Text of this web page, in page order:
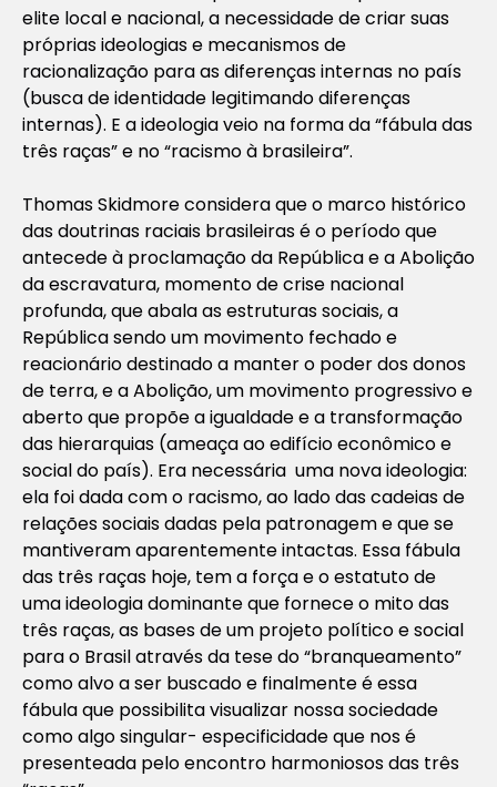
elite local e nacional, a necessidade de criar suas
próprias ideologias e mecanismos de
racionalização para as diferenças internas no país
(busca de identidade legitimando diferenças
internas). E a ideologia veio na forma da “fábula das
três raças” e no “racismo à brasileira”.
Thomas Skidmore considera que o marco histórico
das doutrinas raciais brasileiras é o período que
antecede à proclamação da República e a Abolição
da escravatura, momento de crise nacional
profunda, que abala as estruturas sociais, a
República sendo um movimento fechado e
reacionário destinado a manter o poder dos donos
de terra, e a Abolição, um movimento progressivo e
aberto que propõe a igualdade e a transformação
das hierarquias (ameaça ao edifício econômico e
social do país). Era necessária uma nova ideologia:
ela foi dada com o racismo, ao lado das cadeias de
relações sociais dadas pela patronagem e que se
mantiveram aparentemente intactas. Essa fábula
das três raças hoje, tem a força e o estatuto de
uma ideologia dominante que fornece o mito das
três raças, as bases de um projeto político e social
para o Brasil através da tese do “branqueamento”
como alvo a ser buscado e finalmente é essa
fábula que possibilita visualizar nossa sociedade
como algo singular- especificidade que nos é
presenteada pelo encontro harmoniosos das três